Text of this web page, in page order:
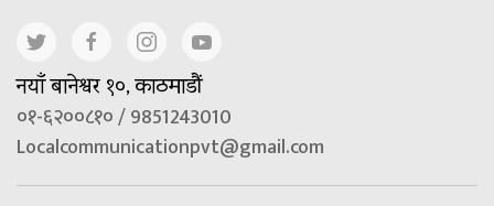
नयाँ बानेश्वर १०, काठमाडौं
०१-६२००८१० / 9851243010
Localcommunicationpvt@gmail.com